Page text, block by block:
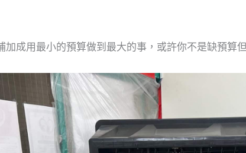
加成用最小的預算做到最大的事，或許你不是缺預算